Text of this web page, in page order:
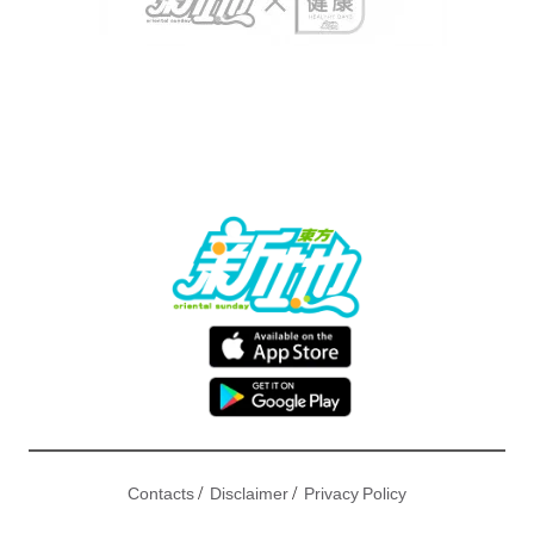
Contacts/ Disclaimer/ Privacy Policy